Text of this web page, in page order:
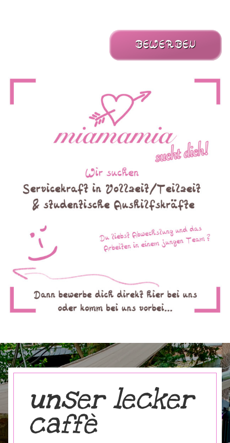
BEWERBEN
unser lecker
caffè